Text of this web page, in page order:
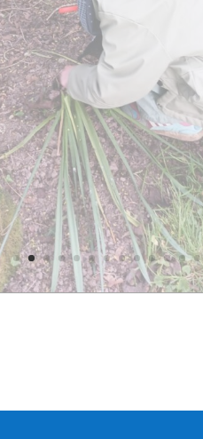
Lien Admin
Mentions légales